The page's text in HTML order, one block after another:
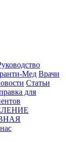
Мед Врачи
Статьи
для